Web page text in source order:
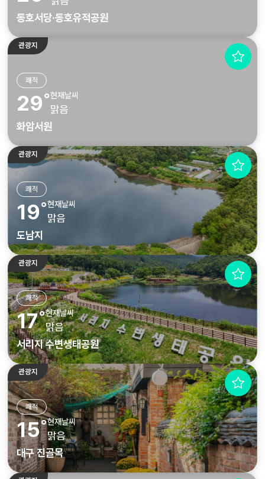
동호서당·동호유적공원
쾌적
29˚현재날씨
맑음
화암서원
관광지
쾌적
19˚현재날씨
맑음
도남지
관광지
쾌적
17˚현재날씨
맑음
서리지 수변생태공원
관광지
쾌적
15˚현재날씨
맑음
대구 진골목
관광지